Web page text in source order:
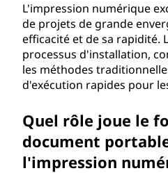
L'impression numérique
de projets de grande
efficacité et de sa rapidité.
processus d'installation,
les méthodes
d'exécution rapides pour
Quel rôle joue le
document
l'impression